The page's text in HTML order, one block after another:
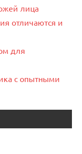
лица
отличаются и
для
с опытными